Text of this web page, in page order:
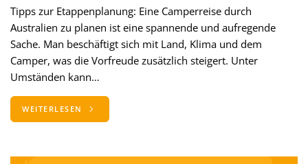
Tipps zur Etappenplanung: Eine Camperreise durch
Australien zu planen ist eine spannende und aufregende
Sache. Man beschäftigt sich mit Land, Klima und dem
Camper, was die Vorfreude zusätzlich steigert. Unter
Umständen kann…
WEITERLESEN